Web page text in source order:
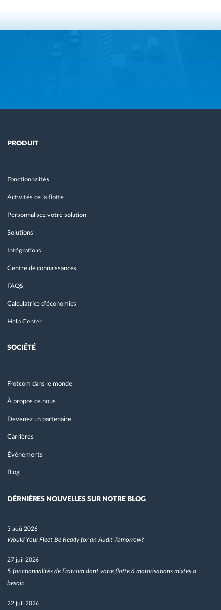
PRODUIT
Fonctionnalités
Activités de la flotte
Personnalisez votre solution
Solutions
Intégrations
Centre de connaissances
FAQS
Calculatrice d’économies
Help Center
SOCIÉTÉ
Frotcom dans le monde
À propos de nous
Devenez un partenaire
Carrières
Événements
Blog
DÉRNIÈRES NOUVELLES SUR NOTRE BLOG
3 aoû 2026
Would Your Fleet Be Ready for an Audit Tomorrow?
27 juil 2026
5 fonctionnalités de Frotcom dont votre flotte à motorisations mixtes a
besoin
22 juil 2026